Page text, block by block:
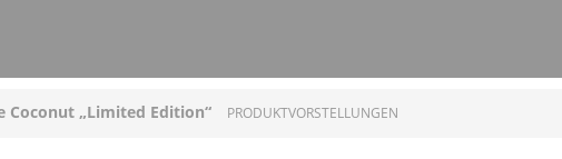
Coconut „Limited Edition“ PRODUKTVORSTELLUNGEN